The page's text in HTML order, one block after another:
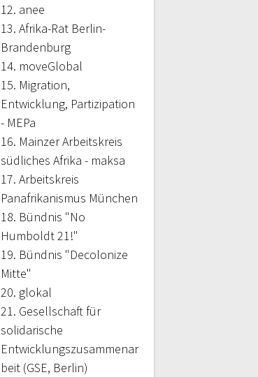
12. anee
13. Afrika-Rat Berlin-
Brandenburg
14. moveGlobal
15. Migration,
Entwicklung, Partizipation
- MEPa
16. Mainzer Arbeitskreis
südliches Afrika - maksa
17. Arbeitskreis
Panafrikanismus München
18. Bündnis "No
Humboldt 21!"
19. Bündnis "Decolonize
Mitte"
20. glokal
21. Gesellschaft für
solidarische
Entwicklungszusammenar
beit (GSE, Berlin)